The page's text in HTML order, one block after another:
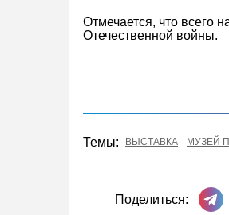
Отмечается, что всего
Отечественной войны.
Темы: ВЫСТАВКА МУЗЕЙ
Поделиться: